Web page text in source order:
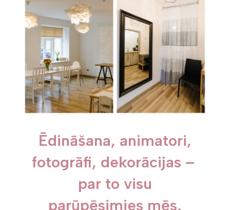
Ēdināšana, animatori,
fotogrāfi, dekorācijas –
par to visu
parūpēsimies mēs.